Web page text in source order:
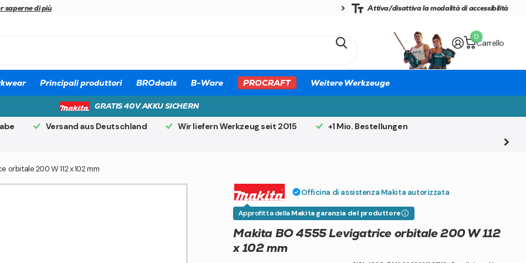
saperne di più Attiva/disattiva la modalità di accessibilità
Carrello
0
Principali produttori BROdeals B-Ware PROCRAFT Weitere Werkzeuge
GRATIS 40V AKKU SICHERN
Versand aus Deutschland Wir liefern Werkzeug seit 2015
+1 Mio. Bestellungen
200 W 112 x 102 mm
Officina di assistenza Makita autorizzata
Approfitta dellaMakita garanzia del produttore
Makita BO 4555 Levigatrice orbitale 200 W 112
x 102 mm